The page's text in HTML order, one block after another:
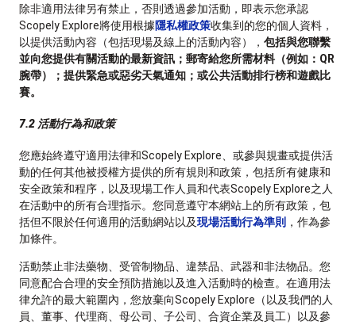
除非適用法律另有禁止，否則透過參加活動，即表示您承認
Scopely Explore將使用根據隱私權政策收集到的您的個人資料，
以提供活動內容（包括現場及線上的活動內容）， 包括與您聯繫
並向您提供有關活動的最新資訊；郵寄給您所需材料（例如：QR
腕帶）；提供緊急或惡劣天氣通知；或公共活動排行榜和遊戲比
賽。
7.2 活動行為和政策
您應始終遵守適用法律和Scopely Explore、或參與規畫或提供活
動的任何其他被授權方提供的所有規則和政策，包括所有健康和
安全政策和程序，以及現場工作人員和代表Scopely Explore之人
在活動中的所有合理指示。您同意遵守本網站上的所有政策，包
括但不限於任何適用的活動網站以及現場活動行為準則 ，作為參
加條件。
活動禁止非法藥物、受管制物品、違禁品、武器和非法物品。您
同意配合合理的安全預防措施以及進入活動時的檢查。在適用法
律允許的最大範圍內，您放棄向Scopely Explore（以及我們的人
員、董事、代理商、母公司、子公司、合資企業及員工）以及參